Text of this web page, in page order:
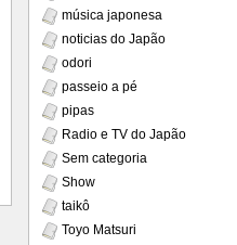
música japonesa
noticias do Japão
odori
passeio a pé
pipas
Radio e TV do Japão
Sem categoria
Show
taikô
Toyo Matsuri